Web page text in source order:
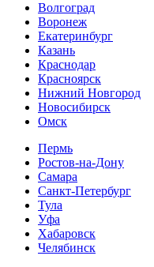
Волгоград
Воронеж
Екатеринбург
Казань
Краснодар
Красноярск
Нижний Новгород
Новосибирск
Омск
Пермь
Ростов-на-Дону
Самара
Санкт-Петербург
Тула
Уфа
Хабаровск
Челябинск